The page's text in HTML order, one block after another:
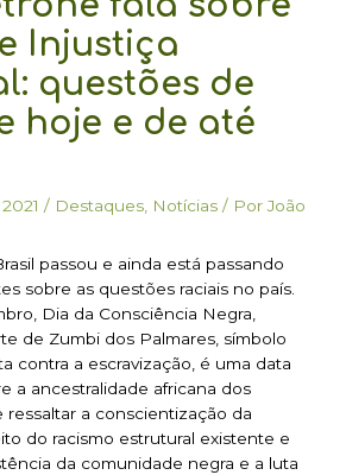
Injustiça
questões de
hoje e de até
/ Destaques Notícias / PorJoão
passou e ainda está passando
sobre as questões raciais no país.
Dia da Consciência Negra,
de Zumbi dos Palmares, símbolo
contra a escravização, é uma data
a ancestralidade africana dos
ressaltar a conscientização da
do racismo estrutural existente e
da comunidade negra e a luta